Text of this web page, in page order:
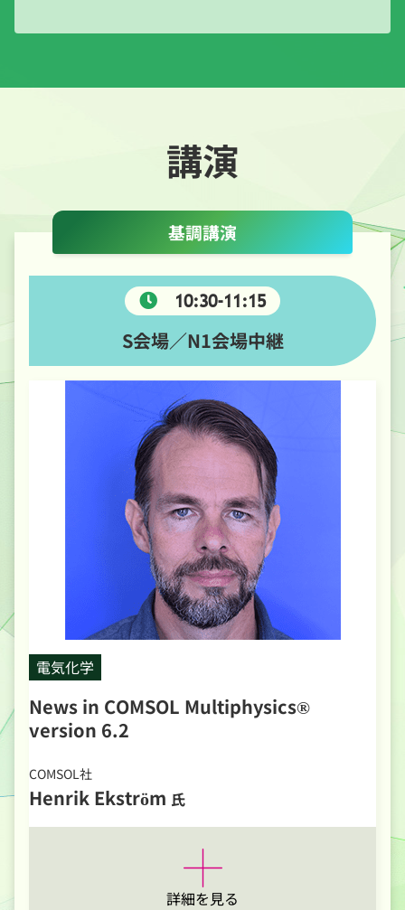
講演
基調講演
10:30-11:15
S会場／N1会場中継
電気化学
News in COMSOL Multiphysics®
version 6.2
COMSOL社
Henrik Ekström 氏
詳細を見る